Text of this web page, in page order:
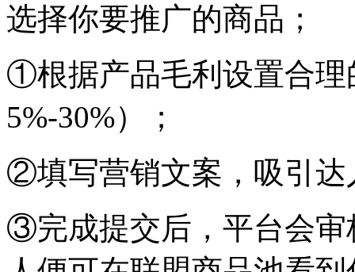
选择你要推广的商品；
①根据产品毛利设置合理
5%-30%）；
②填写营销文案，吸引达
③完成提交后，平台会审